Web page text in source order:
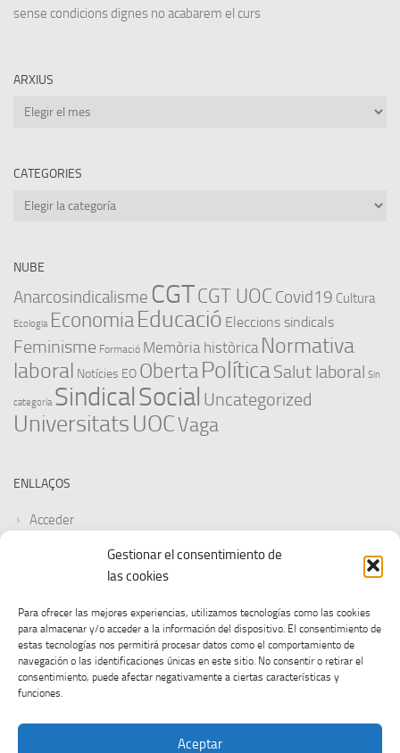
Gestionar el consentimiento de
las cookies
Para ofrecer las mejores experiencias, utilizamos tecnologías como las cookies
para almacenar y/o acceder a la información del dispositivo. El consentimiento de
estas tecnologías nos permitirá procesar datos como el comportamiento de
navegación o las identificaciones únicas en este sitio. No consentir o retirar el
consentimiento, puede afectar negativamente a ciertas características y
funciones.
Aceptar
sense condicions dignes no acabarem el curs
ARXIUS
Arxius
CATEGORIES
Categories
NUBE
Anarcosindicalisme CGTCGT UOC Covid19 Cultura
Ecologia EconomiaEducació Eleccions sindicals
Feminisme Formació Memòria històrica Normativa
laboral Notícies EO ObertaPolíticaSalut laboral Sin
categoría SindicalSocial Uncategorized
UniversitatsUOCVaga
ENLLAÇOS
Acceder
Feed de entradas
WordPress.org